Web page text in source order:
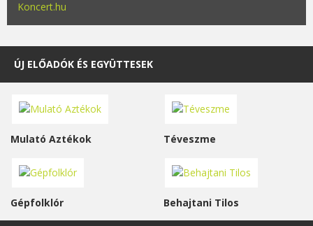
Koncert.hu
ÚJ ELŐADÓK ÉS EGYÜTTESEK
Mulató Aztékok Téveszme
Gépfolklór Behajtani Tilos